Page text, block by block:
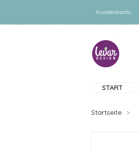
Kundenkonto
START
Startseite >